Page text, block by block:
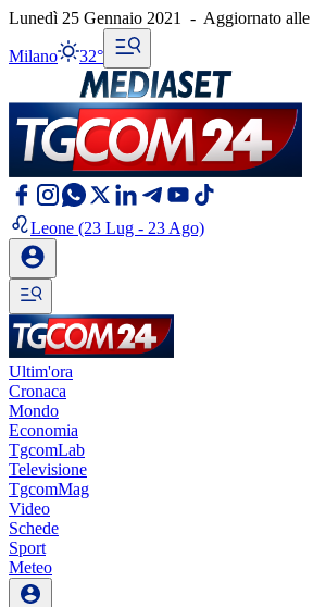
Lunedì 25 Gennaio 2021 - Aggiornato alle
Milano 32°
Leone (23 Lug - 23 Ago)
Ultim'ora
Cronaca
Mondo
Economia
TgcomLab
Televisione
TgcomMag
Video
Schede
Sport
Meteo